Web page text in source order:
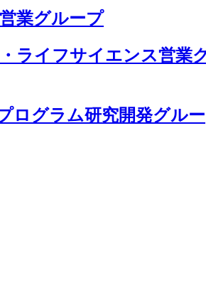
業グループ
ライフサイエンス営業
ログラム研究開発グルー